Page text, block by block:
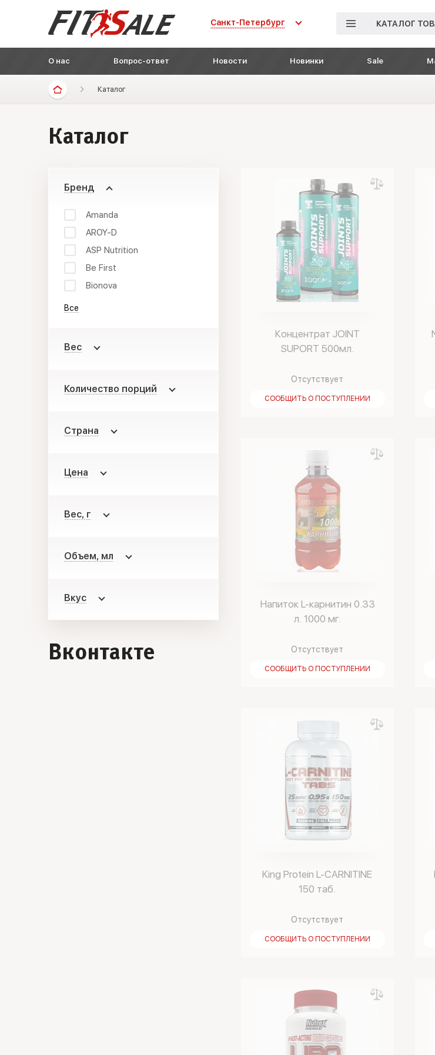
Санкт-Петербург КАТАЛОГ
О нас Вопрос-ответ Новости Новинки Sale
Каталог
Каталог
Бренд
Amanda
AROY-D
ASP Nutrition
Be First
Bionova
Все
Вес
Количество порций
Страна
Цена
Вес, г
Объем, мл
Вкус
Вконтакте
Концентрат JOINT
SUPORT 500мл.
Отсутствует
СООБЩИТЬ О ПОСТУПЛЕНИИ
Напиток L-карнитин 0.33
л. 1000 мг.
Отсутствует
СООБЩИТЬ О ПОСТУПЛЕНИИ
King Protein L-CARNITINE
150 таб.
Отсутствует
СООБЩИТЬ О ПОСТУПЛЕНИИ